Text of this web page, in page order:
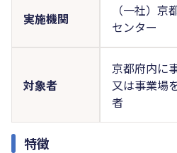
実施機関
（一社）
センター
対象者
京都府内に
又は事業場
者
特徴